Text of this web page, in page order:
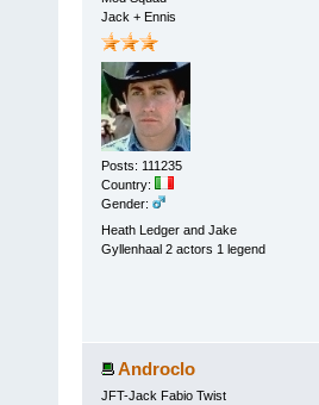
Jack + Ennis
Posts: 111235
Country:
Gender:
Heath Ledger and Jake
Gyllenhaal 2 actors 1 legend
Androclo
JFT-Jack Fabio Twist